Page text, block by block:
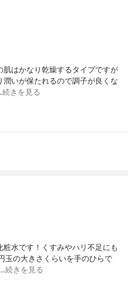
肌はかなり乾燥するタイプですが
潤いが保たれるので調子が良くな
続きを見る
水です！くすみやハリ不足にも
の大きさくらいを手のひらで
続きを見る